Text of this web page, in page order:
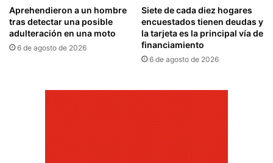
Aprehendieron a un hombre
tras detectar una posible
adulteración en una moto
6 de agosto de 2026
Siete de cada diez hogares
encuestados tienen deudas y
la tarjeta es la principal vía de
financiamiento
6 de agosto de 2026